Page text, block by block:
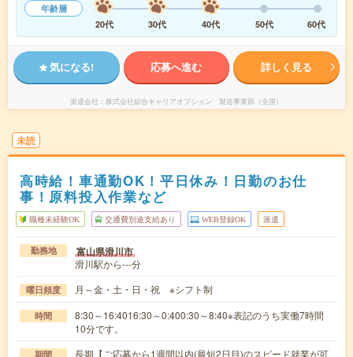
年齢層
20代
30代 40代 50代 60代
気になる! 応募へ進む 詳しく見る
派遣会社 株式会社綜合キャリアオプション 製造事業部（全国）
未読
高時給！車通勤OK！平日休み！日勤のお仕
事！原料投入作業など
職種未経験OK 交通費別途支給あり WEB登録OK 派遣
勤務地 富山県滑川市
滑川駅から---分
曜日頻度 月～金・土・日・祝 ※シフト制
時間
8:30～16:4016:30～0:400:30～8:40※表記のうち実働7時間
10分です。
期間 長期【ご応募から1週間以内(最短2日目)のスピード就業が可